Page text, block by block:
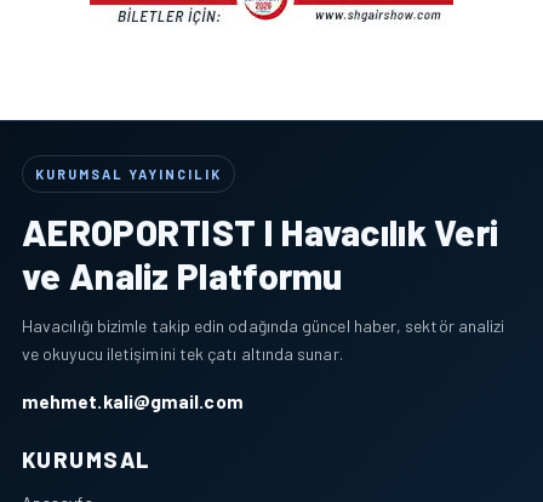
KURUMSAL YAYINCILIK
AEROPORTIST I Havacılık Veri
ve Analiz Platformu
Havacılığı bizimle takip edin odağında güncel haber, sektör analizi
ve okuyucu iletişimini tek çatı altında sunar.
mehmet.kali@gmail.com
KURUMSAL